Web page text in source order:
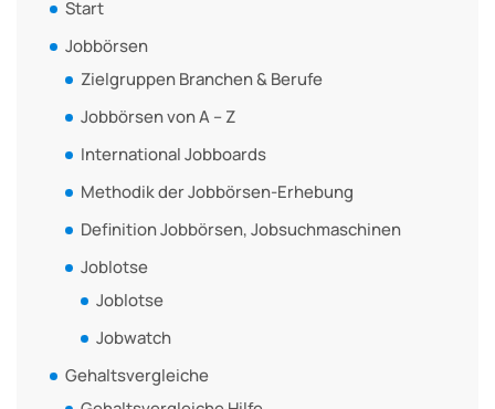
Start
Jobbörsen
Zielgruppen Branchen & Berufe
Jobbörsen von A – Z
International Jobboards
Methodik der Jobbörsen-Erhebung
Definition Jobbörsen, Jobsuchmaschinen
Joblotse
Joblotse
Jobwatch
Gehaltsvergleiche